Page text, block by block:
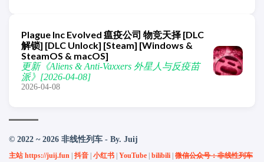
Plague Inc Evolved 瘟疫公司 物竞天择 [DLC
解锁] [DLC Unlock] [Steam] [Windows &
SteamOS & macOS]
更新《Aliens & Anti-Vaxxers 外星人与反疫苗
派》[2026-04-08]
2026-04-08
© 2022 ~ 2026 非线性列车 - By. Juij
主站 https://juij.fun 抖音 小红书 YouTube bilibili 微信公众号：非线性列车